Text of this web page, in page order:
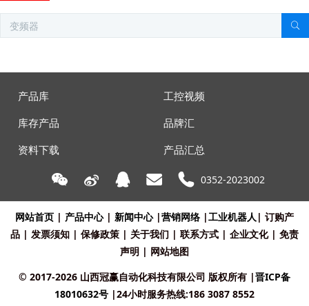
产品库
工控视频
库存产品
品牌汇
资料下载
产品汇总
0352-2023002
网站首页 | 产品中心 | 新闻中心|营销网络 |工业机器人 | 订购产
品 | 发票须知 | 保修政策 | 关于我们 | 联系方式 | 企业文化| 免责
声明 | 网站地图
© 2017-2026 山西冠赢自动化科技有限公司 版权所有 |晋ICP备
18010632号 |24小时服务热线:186 3087 8552